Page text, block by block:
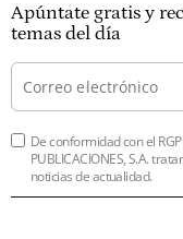
Apúntate gratis y
temas del día
De conformidad con el
PUBLICACIONES, S.A.
noticias de actualidad.